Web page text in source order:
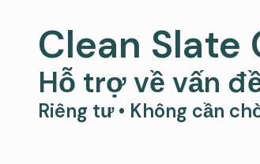
Clean Slate
Hỗ trợ về vấn
Riêng tư • Không cần